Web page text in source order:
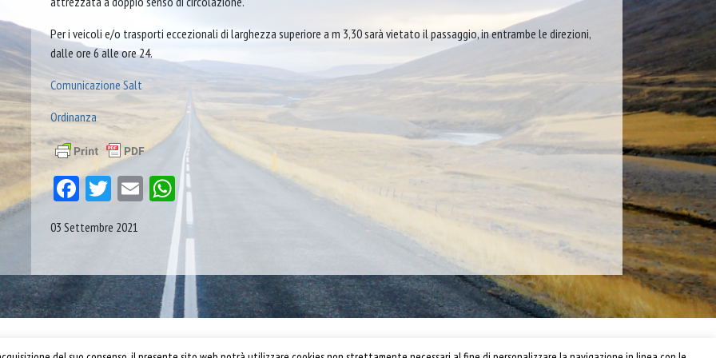
Per i veicoli e/o trasporti eccezionali di larghezza superiore a m 3,30 sarà vietato il passaggio, in entrambe le direzioni,
dalle ore 6 alle ore 24.
Comunicazione Salt
Ordinanza
Facebook
Twitter
EmailWhatsApp
03 Settembre 2021